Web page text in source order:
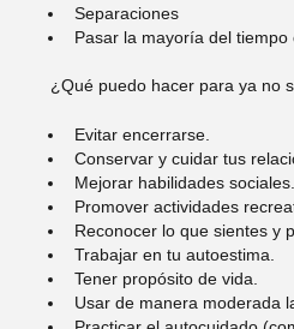
Separaciones
Pasar la mayoría del
¿Qué puedo hacer para ya no
Evitar encerrarse.
Conservar y cuidar tus
Mejorar habilidades sociales.
Promover actividades
Reconocer lo que sientes y
Trabajar en tu autoestima.
Tener propósito de vida.
Usar de manera moderada